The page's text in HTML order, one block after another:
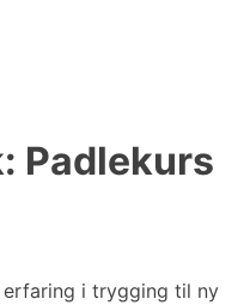
Padlekurs
i trygging til ny